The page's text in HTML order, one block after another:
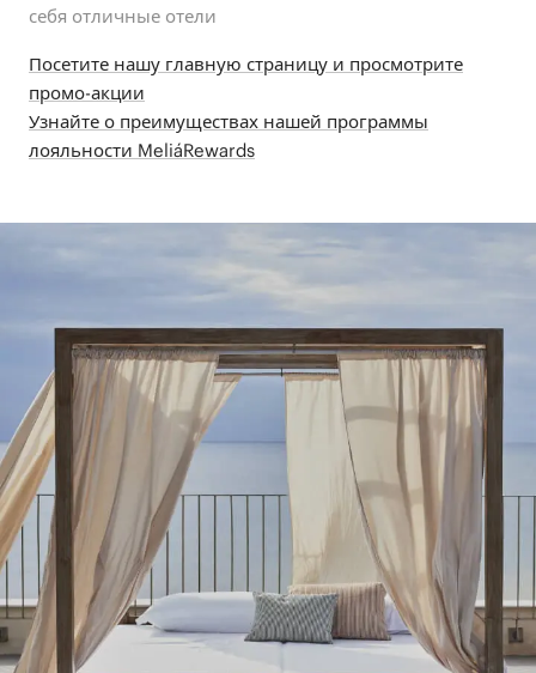
себя отличные отели
Посетите нашу главную страницу и просмотрите
промо-акции
Узнайте о преимуществах нашей программы
лояльности MeliáRewards